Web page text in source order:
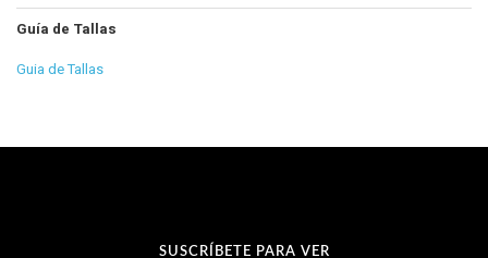
Guía de Tallas
Guia de Tallas
SUSCRÍBETE PARA VER